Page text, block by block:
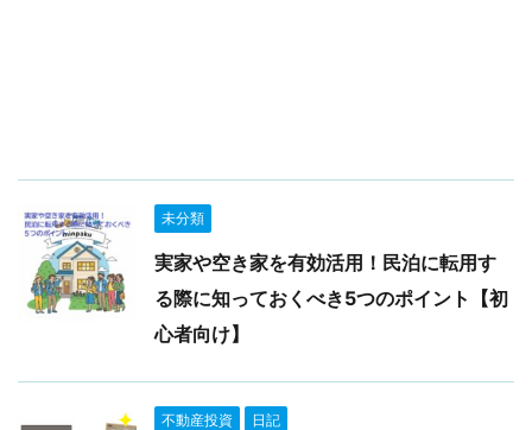
未分類
実家や空き家を有効活用！民泊に転用す
る際に知っておくべき5つのポイント【初
心者向け】
不動産投資 日記